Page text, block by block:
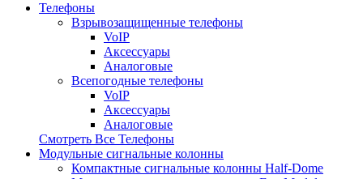
Телефоны
Взрывозащищенные телефоны
VoIP
Аксессуары
Аналоговые
Всепогодные телефоны
VoIP
Аксессуары
Аналоговые
Смотреть Все Телефоны
Модульные сигнальные колонны
Компактные сигнальные колонны Half-Dome